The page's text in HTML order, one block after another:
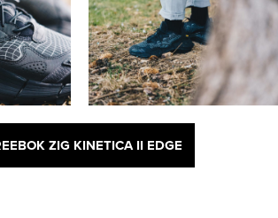
ZIG KINETICA II EDGE